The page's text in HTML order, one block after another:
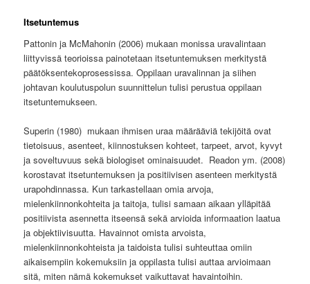
Itsetuntemus
Pattonin ja McMahonin (2006) mukaan monissa uravalintaan
liittyvissä teorioissa painotetaan itsetuntemuksen merkitystä
päätöksentekoprosessissa. Oppilaan uravalinnan ja siihen
johtavan koulutuspolun suunnittelun tulisi perustua oppilaan
itsetuntemukseen.
Superin (1980) mukaan ihmisen uraa määrääviä tekijöitä ovat
tietoisuus, asenteet, kiinnostuksen kohteet, tarpeet, arvot, kyvyt
ja soveltuvuus sekä biologiset ominaisuudet. Readon ym. (2008)
korostavat itsetuntemuksen ja positiivisen asenteen merkitystä
urapohdinnassa. Kun tarkastellaan omia arvoja,
mielenkiinnonkohteita ja taitoja, tulisi samaan aikaan ylläpitää
positiivista asennetta itseensä sekä arvioida informaation laatua
ja objektiivisuutta. Havainnot omista arvoista,
mielenkiinnonkohteista ja taidoista tulisi suhteuttaa omiin
aikaisempiin kokemuksiin ja oppilasta tulisi auttaa arvioimaan
sitä, miten nämä kokemukset vaikuttavat havaintoihin.